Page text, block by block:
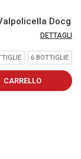
Docg
DETTAGLI
6 BOTTIGLIE
CARRELLO